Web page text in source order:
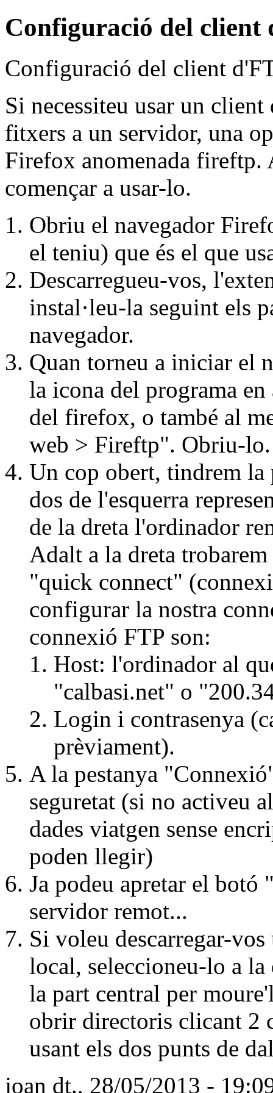
Configuració del
Configuració del client
Si necessiteu usar un
fitxers a un servidor, una
Firefox anomenada fireftp.
començar a usar-lo.
Obriu el navegador
el teniu) que és el que
Descarregueu-vos,
instal·leu-la seguint els
navegador.
Quan torneu a iniciar el
la icona del programa
del firefox, o també al
web > Fireftp". Obriu-lo.
Un cop obert, tindrem
dos de l'esquerra
de la dreta l'ordinador
Adalt a la dreta
"quick connect"
configurar la nostra
connexió FTP son:
Host: l'ordinador al
"calbasi.net" o
Login i contrasenya
prèviament).
A la pestanya
seguretat (si no activeu
dades viatgen sense
poden llegir)
Ja podeu apretar el
servidor remot...
Si voleu descarregar-
local, seleccioneu-lo a la
la part central per
obrir directoris clicant 2
usant els dos punts de
joan dt., 28/05/2013 -